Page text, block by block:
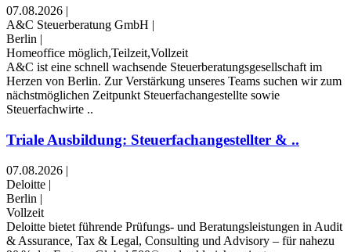
07.08.2026 |
A&C Steuerberatung GmbH |
Berlin |
Homeoffice möglich,Teilzeit,Vollzeit
A&C ist eine schnell wachsende Steuerberatungsgesellschaft im
Herzen von Berlin. Zur Verstärkung unseres Teams suchen wir zum
nächstmöglichen Zeitpunkt Steuerfachangestellte sowie
Steuerfachwirte ..
Triale Ausbildung: Steuerfachangestellter & ..
07.08.2026 |
Deloitte |
Berlin |
Vollzeit
Deloitte bietet führende Prüfungs- und Beratungsleistungen in Audit
& Assurance, Tax & Legal, Consulting und Advisory – für nahezu